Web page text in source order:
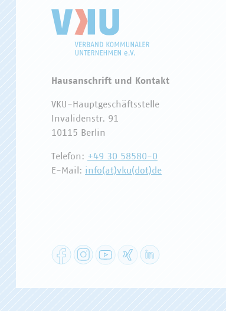
Hausanschrift und Kontakt
VKU-Hauptgeschäftsstelle
Invalidenstr. 91
10115 Berlin
Telefon: +49 30 58580-0
E-Mail: info(at)vku(dot)de
FacebookInstagramYouTube XING